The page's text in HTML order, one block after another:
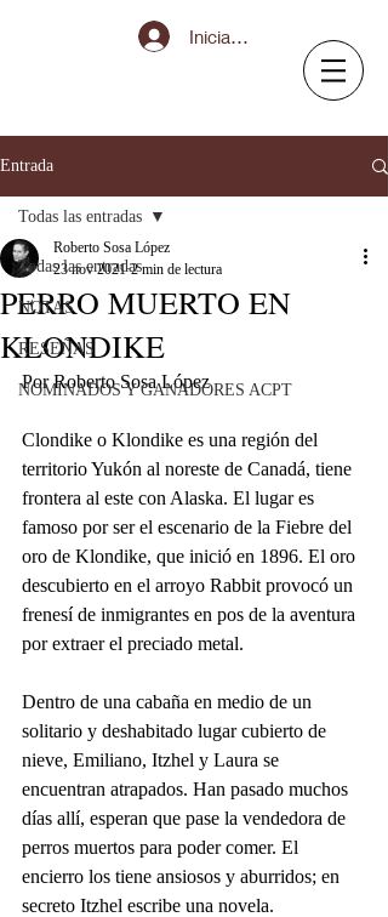
Iniciar sesión
Entrada
Todas las entradas
NOTAS
RESEÑAS
NOMINADOS Y GANADORES ACPT
Todas las entradas
PERRO MUERTO EN
KLONDIKE
Roberto Sosa López
23 nov 2021 2 min de lectura
Por Roberto Sosa López
Clondike o Klondike es una región del
territorio Yukón al noreste de Canadá, tiene
frontera al este con Alaska. El lugar es
famoso por ser el escenario de la Fiebre del
oro de Klondike, que inició en 1896. El oro
descubierto en el arroyo Rabbit provocó un
frenesí de inmigrantes en pos de la aventura
por extraer el preciado metal.
Dentro de una cabaña en medio de un
solitario y deshabitado lugar cubierto de
nieve, Emiliano, Itzhel y Laura se
encuentran atrapados. Han pasado muchos
días allí, esperan que pase la vendedora de
perros muertos para poder comer. El
encierro los tiene ansiosos y aburridos; en
secreto Itzhel escribe una novela.